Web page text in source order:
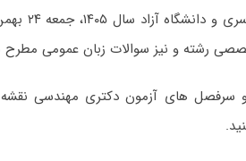
، کنکور
رشته و نیز سوالات زبان عمومی
سرفصل های آزمون دکتری مهندسی